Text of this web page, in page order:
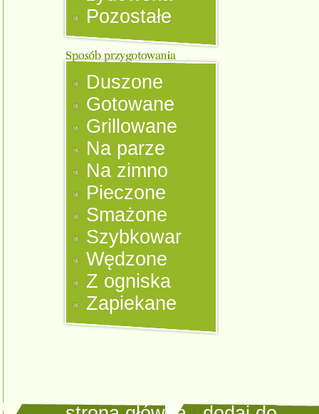
Pozostałe
Duszone
Gotowane
Grillowane
Na parze
Na zimno
Pieczone
Smażone
Szybkowar
Wędzone
Z ogniska
Zapiekane